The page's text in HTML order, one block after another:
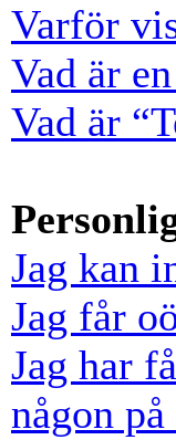
Varför
Vad är
Vad är
Jag kan
Jag får
Jag har
någon